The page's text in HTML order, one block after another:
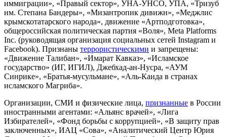
иммиграции», «Правый сектор», УНА-УНСО, УПА, «Тризуб
им. Степана Бандеры», «Мизантропик дивижн», «Меджлис
крымскотатарского народа», движение «Артподготовка»,
общероссийская политическая партия «Воля», Meta Platforms
Inc. (руководящая организация социальных сетей Instagram и
Facebook). Признаны террористическими и запрещены:
«Движение Талибан», «Имарат Кавказ», «Исламское
государство» (ИГ, ИГИЛ), Джебхад-ан-Нусра, «АУМ
Синрике», «Братья-мусульмане», «Аль-Каида в странах
исламского Магриба».
Организации, СМИ и физические лица, признанные в России
иностранными агентами: «Альянс врачей», «Лига
Избирателей», «Фонд борьбы с коррупцией», «В защиту прав
заключенных», ИАЦ «Сова», «Аналитический Центр Юрия